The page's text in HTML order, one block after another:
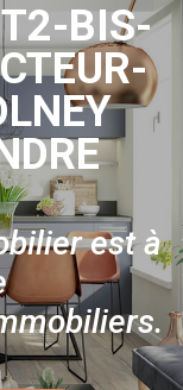
BIS-
est à